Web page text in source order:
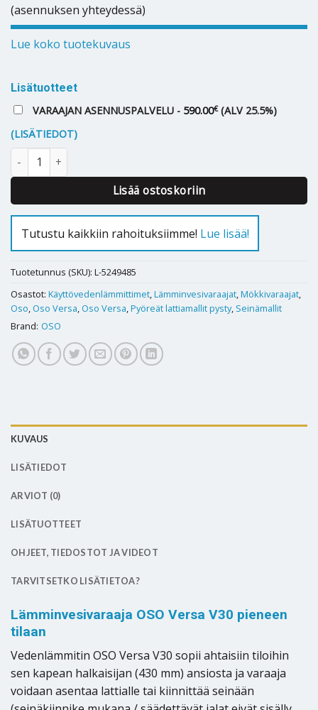
(asennuksen yhteydessä)
Lue koko tuotekuvaus
Lisätuotteet
VARAAJAN ASENNUSPALVELU - 590.00€ (ALV 25.5%)
(LISÄTIEDOT)
Lämminvesivaraaja OSO VERSA V 30 2kW määrä
Lisää ostoskoriin
Tutustu kaikkiin rahoituksiimme! Lue lisää!
Tuotetunnus (SKU): L-5249485
Osastot: Käyttövedenlämmittimet,Lämminvesivaraajat,Mökkivaraajat,
Oso, Oso Versa, Oso Versa,Pyöreät lattiamallit pysty, Seinämallit
Brand: OSO
KUVAUS
LISÄTIEDOT
ARVIOT (0)
LISÄTUOTTEET
OHJEET, TIEDOSTOT JA VIDEOT
TARVITSETKO LISÄTIETOA?
Lämminvesivaraaja OSO Versa V30 pieneen
tilaan
Vedenlämmitin OSO Versa V30 sopii ahtaisiin tiloihin
sen kapean halkaisijan (430 mm) ansiosta ja varaaja
voidaan asentaa lattialle tai kiinnittää seinään